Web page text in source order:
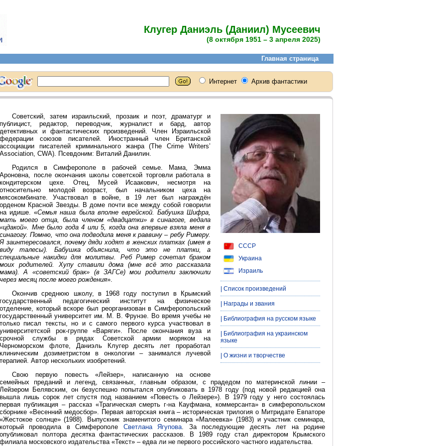
Клугер Даниэль (Даниил) Мусеевич
(8 октября 1951 – 3 апреля 2025)
СССР
Украина
Израиль
| Список произведений
| Награды и звания
| Библиография на русском языке
| Библиография на украинском
языке
| О жизни и творчестве
Советский, затем израильский, прозаик и поэт, драматург и
публицист, редактор, переводчик, журналист и бард, автор
детективных и фантастических произведений. Член Израильской
федерации союзов писателей. Иностранный член Британской
ассоциации писателей криминального жанра (The Crime Writers’
Association, CWA). Псевдоним: Виталий Данилин.
Родился в Симферополе в рабочей семье. Мама, Эмма
Ароновна, после окончания школы советской торговли работала в
кондитерском цехе. Отец, Мусей Исаакович, несмотря на
относительно молодой возраст, был начальником цеха на
мясокомбинате. Участвовал в войне, в 19 лет был награждён
орденом Красной Звезды. В доме почти все между собой говорили
на идише. «Семья наша была вполне еврейской. Бабушка Шифра,
мать моего отца, была членом «двадцатки» в синагоге, ведала
«цдакой». Мне было года 4 или 5, когда она впервые взяла меня в
синагогу. Помню, что она подводила меня к раввину – ребу Римеру.
Я заинтересовался, почему дяди ходят в женских платках (имея в
виду талесы). Бабушка объяснила, что это не платки, а
специальные накидки для молитвы. Реб Ример сочетал браком
моих родителей. Хупу ставили дома (мне всё это рассказала
мама). А «советский брак» (в ЗАГСе) мои родители заключили
через месяц после моего рождения».
Окончив среднюю школу, в 1968 году поступил в Крымский
государственный педагогический институт на физическое
отделение, который вскоре был реорганизован в Симферопольский
государственный университет им. М. В. Фрунзе. Во время учебы не
только писал тексты, но и с самого первого курса участвовал в
университетской рок-группе «Варяги». После окончания вуза и
срочной службы в рядах Советской армии моряком на
Черноморском флоте, Даниэль Клугер десять лет проработал
клиническим дозиметристом в онкологии – занимался лучевой
терапией. Автор нескольких изобретений.
Свою первую повесть «Лейзер», написанную на основе
семейных преданий и легенд, связанных, главным образом, с прадедом по материнской линии –
Лейзером Белявским, он безуспешно попытался опубликовать в 1978 году (под новой редакцией она
вышла лишь сорок лет спустя под названием «Повесть о Лейзере»). В 1979 году у него состоялась
первая публикация – рассказ «Трагическая смерть г-на Кауфмана, коммерсанта» в симферопольском
сборнике «Весенний медосбор». Первая авторская книга – историческая трилогия о Митридате Евпаторе
«Жестокое солнце» (1988). Выпускник знаменитого семинара «Малеевка» (1983) и участник семинара,
который проводила в Симферополе Светлана Ягупова. За последующие десять лет на родине
опубликовал полтора десятка фантастических рассказов. В 1989 году стал директором Крымского
филиала московского издательства «Текст» – едва ли не первого российского частного издательства.